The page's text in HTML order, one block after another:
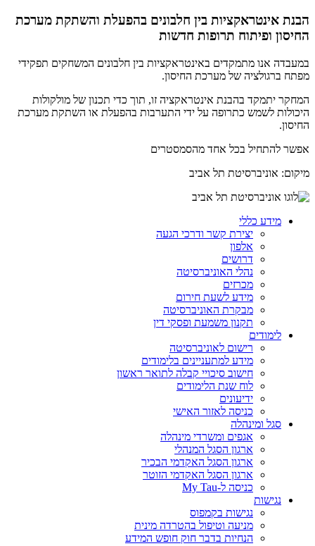
הבנת אינטראקציות בין חלבונים בהפעלת והשתקת מערכת
החיסון ופיתוח תרופות חדשות
במעבדה אנו מתמקדים באינטראקציות בין חלבונים המשחקים תפקידי
מפתח ברגולציה של מערכת החיסון.
המחקר יתמקד בהבנת אינטראקציה זו, תוך כדי תכנון של מולקולות
היכולות לשמש כתרופה על ידי התערבות בהפעלת או השתקת מערכת
החיסון.
אפשר להתחיל בכל אחד מהסמסטרים
מיקום: אוניברסיטת תל אביב
מידע כללי
יצירת קשר ודרכי הגעה
אלפון
דרושים
נהלי האוניברסיטה
מכרזים
מידע לשעת חירום
מבקרת האוניברסיטה
תקנון משמעת ופסקי דין
לימודים
רישום לאוניברסיטה
מידע למתעניינים בלימודים
חישוב סיכויי קבלה לתואר ראשון
לוח שנת הלימודים
ידיעונים
כניסה לאזור האישי
סגל ומינהלה
אגפים ומשרדי מינהלה
ארגון הסגל המנהלי
ארגון הסגל האקדמי הבכיר
ארגון הסגל האקדמי הזוטר
כניסה ל-My Tau
נגישות
נגישות בקמפוס
מניעה וטיפול בהטרדה מינית
הנחיות בדבר חוק חופש המידע